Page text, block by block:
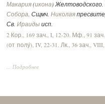
Макария (икона)
Собора. Сщмч.Николая
Св.Ираиды исп.
2 Кор., 169 зач., I, 12-20. Мф., 91
(от полу́), IV, 22-31. Лк., 36 зач., VIII,
... Подробнее